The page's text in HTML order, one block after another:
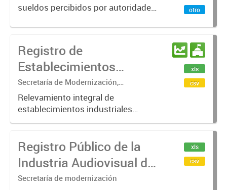
de Entre Ríos
sueldos percibidos por autoridades
fuera de escalafón en la provincia
otro
Registro de
Establecimientos
Industriales de la
Provincia de Entre Ríos
(Febrero - Julio 2026)
Secretaría de Modernización,
Tecnología e Innovación
Relevamiento integral de
establecimientos industriales
registrados en la provincia de Entre
Industria y Parques Industriales. El
conjunto de datos incluye
información...
xls
csv
Registro Público de la
Industria Audiovisual de
Entre Ríos
Secretaría de modernización
xls
csv